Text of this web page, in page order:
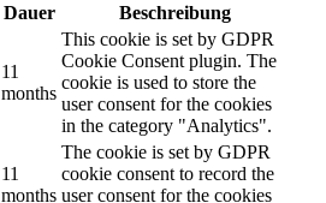
Dauer Beschreibung
11
months
This cookie is set by GDPR
Cookie Consent plugin. The
cookie is used to store the
user consent for the cookies
in the category "Analytics".
11
months
The cookie is set by GDPR
cookie consent to record the
user consent for the cookies